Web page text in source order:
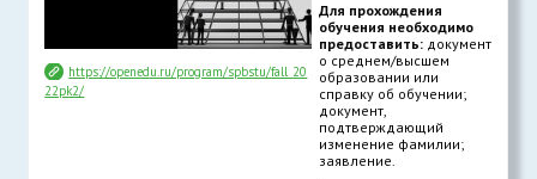
https://openedu.ru/program/spbstu/fall_20
22pk2/
Для прохождения
обучения необходимо
предоставить: документ
о среднем/высшем
образовании или
справку об обучении;
документ,
подтверждающий
изменение фамилии;
заявление.